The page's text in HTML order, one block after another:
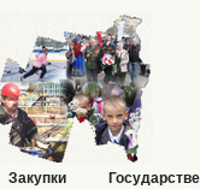
Закупки